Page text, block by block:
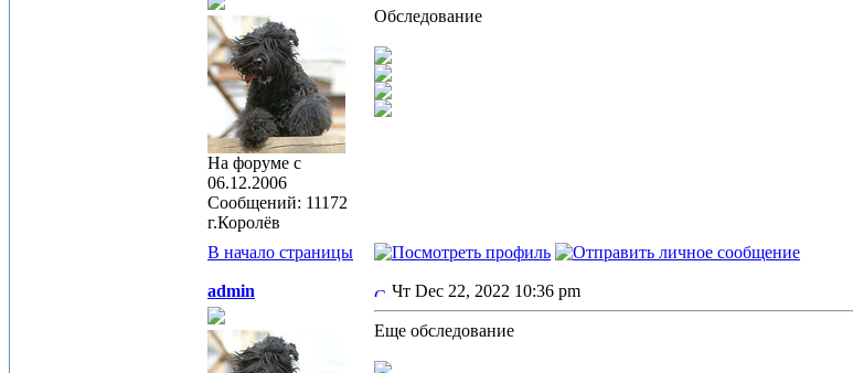
На форуме с
06.12.2006
Сообщений: 11172
г.Королёв
Обследование
В начало страницы
admin Чт Dec 22, 2022 10:36 pm
Еще обследование